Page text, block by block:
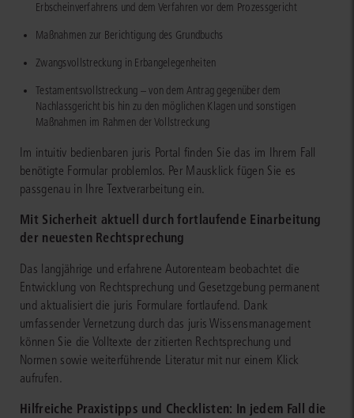
Erbscheinverfahrens und dem Verfahren vor dem Prozessgericht
Maßnahmen zur Berichtigung des Grundbuchs
Zwangsvollstreckung in Erbangelegenheiten
Testamentsvollstreckung – von dem Antrag gegenüber dem
Nachlassgericht bis hin zu den möglichen Klagen und sonstigen
Maßnahmen im Rahmen der Vollstreckung
Im intuitiv bedienbaren juris Portal finden Sie das im Ihrem Fall
benötigte Formular problemlos. Per Mausklick fügen Sie es
passgenau in Ihre Textverarbeitung ein.
Mit Sicherheit aktuell durch fortlaufende Einarbeitung
der neuesten Rechtsprechung
Das langjährige und erfahrene Autorenteam beobachtet die
Entwicklung von Rechtsprechung und Gesetzgebung permanent
und aktualisiert die juris Formulare fortlaufend. Dank
umfassender Vernetzung durch das juris Wissensmanagement
können Sie die Volltexte der zitierten Rechtsprechung und
Normen sowie weiterführende Literatur mit nur einem Klick
aufrufen.
Hilfreiche Praxistipps und Checklisten: In jedem Fall die